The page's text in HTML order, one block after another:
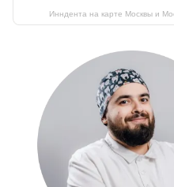
Инндента на карте Москвы и